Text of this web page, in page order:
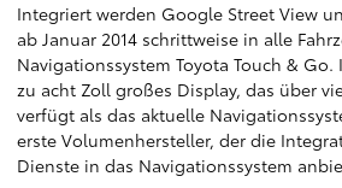
Integriert werden Google Street View
ab Januar 2014 schrittweise in alle
Navigationssystem Toyota Touch &
zu acht Zoll großes Display, das über
verfügt als das aktuelle
erste Volumenhersteller, der die
Dienste in das Navigationssystem